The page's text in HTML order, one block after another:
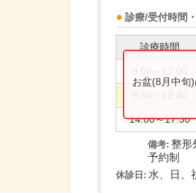
診療/受付時間
診療時間
14:00～17:30
お盆(8月中旬
備考: 整形
予約制
休診日: 水、日、